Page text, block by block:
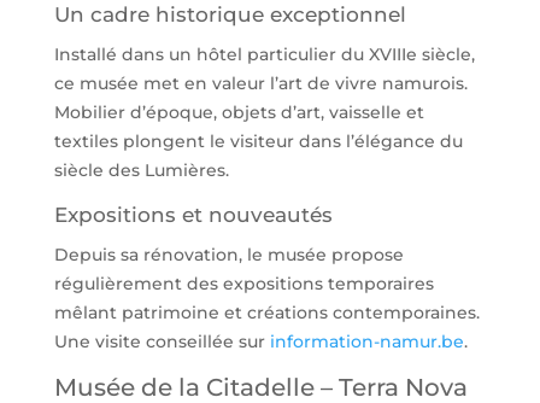
Un cadre historique exceptionnel
Installé dans un hôtel particulier du XVIIIe siècle,
ce musée met en valeur l’art de vivre namurois.
Mobilier d’époque, objets d’art, vaisselle et
textiles plongent le visiteur dans l’élégance du
siècle des Lumières.
Expositions et nouveautés
Depuis sa rénovation, le musée propose
régulièrement des expositions temporaires
mêlant patrimoine et créations contemporaines.
Une visite conseillée sur information-namur.be.
Musée de la Citadelle – Terra Nova